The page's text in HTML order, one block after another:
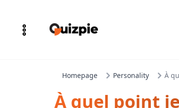
Homepage Personality À
À quel point